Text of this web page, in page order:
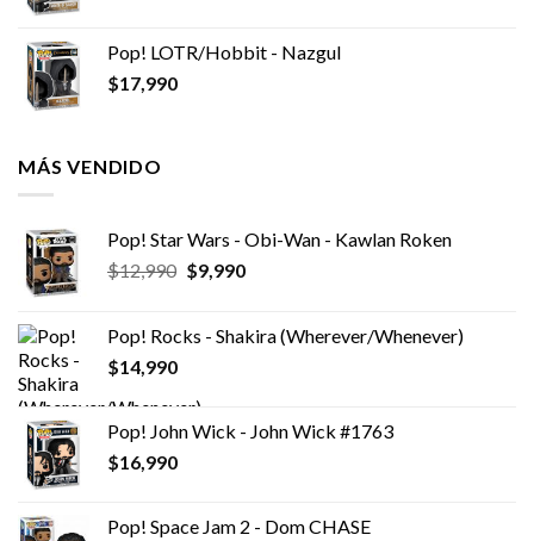
Pop! LOTR/Hobbit - Nazgul
$17,990
MÁS VENDIDO
Pop! Star Wars - Obi-Wan - Kawlan Roken
$12,990 El
era:
$9,990El
es:
Pop! Rocks - Shakira (Wherever/Whenever)
$14,990
Pop! John Wick - John Wick #1763
$16,990
Pop! Space Jam 2 - Dom CHASE